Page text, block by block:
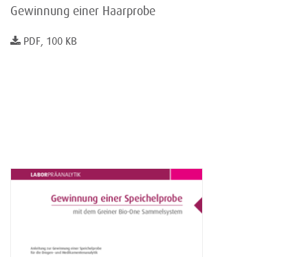
Gewinnung einer Haarprobe
PDF, 100 KB